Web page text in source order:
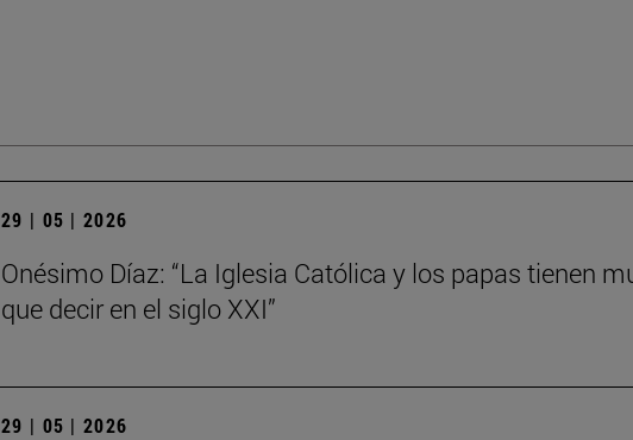
29 | 05 | 2026
Onésimo Díaz: “La Iglesia Católica y los papas tienen
que decir en el siglo XXI”
29 | 05 | 2026